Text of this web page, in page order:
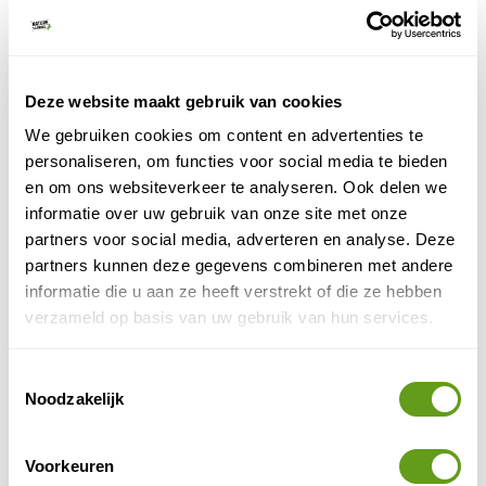
Deze website maakt gebruik van cookies
We gebruiken cookies om content en advertenties te
personaliseren, om functies voor social media te bieden
en om ons websiteverkeer te analyseren. Ook delen we
informatie over uw gebruik van onze site met onze
partners voor social media, adverteren en analyse. Deze
partners kunnen deze gegevens combineren met andere
informatie die u aan ze heeft verstrekt of die ze hebben
verzameld op basis van uw gebruik van hun services.
Noodzakelijk
Voorkeuren
Bouwsteen van 2 dagen.
Dag 2 vertrek uit Cuzco of verleng met bijv.
Machu Picchu.
BEKIJK
Zelf een taxi boeken naar Humantay Lake
Zelf had ik niet zoveel zin om met een groep op pad
aanbieden. Je wordt dan opgehaald wanneer je wilt
en de chauffeur blijft netjes wachten tot je klaar bent
met de hike. Doordat je zelf je tijdstip kan kiezen om
weg te gaan, heb je de kans om de rest van de